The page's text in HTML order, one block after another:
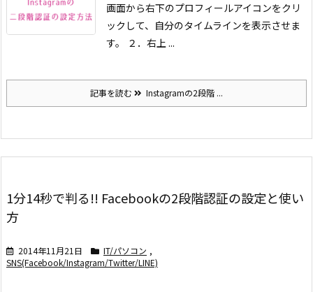
画面から右下のプロフィールアイコンをクリ
ックして、自分のタイムラインを表示させま
す。
２．右上 ...
記事を読む Instagramの2段階 ...
1分14秒で判る!! Facebookの2段階認証の設定と使い
方
2014年11月21日 IT/パソコン ,
SNS(Facebook/Instagram/Twitter/LINE)